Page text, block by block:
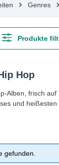
Genres
Produkte
Hop
Alben, frisch
und heißesten
gefunden.